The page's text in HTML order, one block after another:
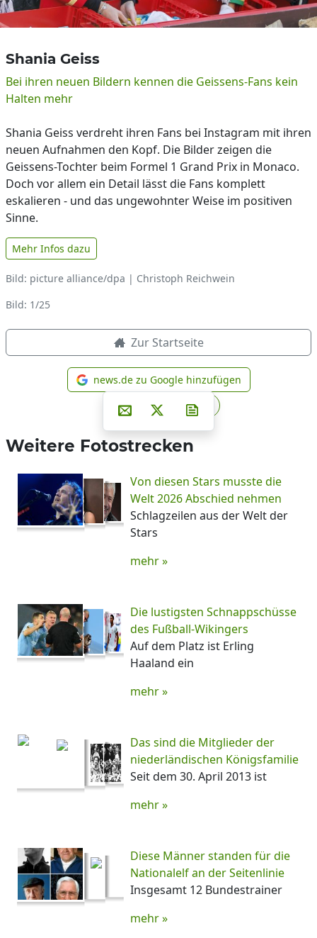
Shania Geiss
Bei ihren neuen Bildern kennen die Geissens-Fans kein
Halten mehr
Shania Geiss verdreht ihren Fans bei Instagram mit ihren
neuen Aufnahmen den Kopf. Die Bilder zeigen die
Geissens-Tochter beim Formel 1 Grand Prix in Monaco.
Doch vor allem ein Detail lässt die Fans komplett
eskalieren - und das ungewohnter Weise im positiven
Sinne.
Mehr Infos dazu
Bild: picture alliance/dpa | Christoph Reichwein
Bild: 1/25
Zur Startseite
news.de zu Google
news.de zu Google hinzufügen
Teilen auf Facebook
Teilen auf Whatsapp
Teilen auf Telegram
Per E-Mail teilen
Post auf XNewsletter
Weitere Fotostrecken
Von diesen Stars musste die
Welt 2026 Abschied nehmen
Schlagzeilen aus der Welt der
Stars
mehr »
Die lustigsten Schnappschüsse
des Fußball-Wikingers
Auf dem Platz ist Erling
Haaland ein
mehr »
Das sind die Mitglieder der
niederländischen Königsfamilie
Seit dem 30. April 2013 ist
mehr »
Diese Männer standen für die
Nationalelf an der Seitenlinie
Insgesamt 12 Bundestrainer
mehr »